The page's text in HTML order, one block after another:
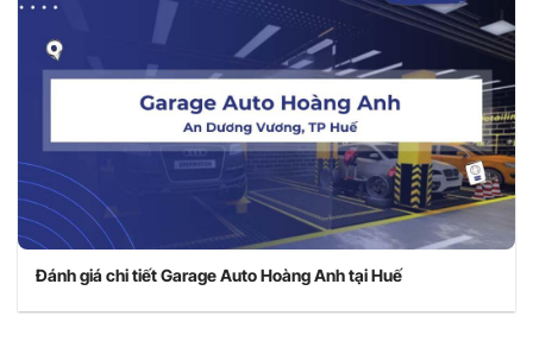
Đánh giá chi tiết Garage Auto Hoàng Anh tại Huế